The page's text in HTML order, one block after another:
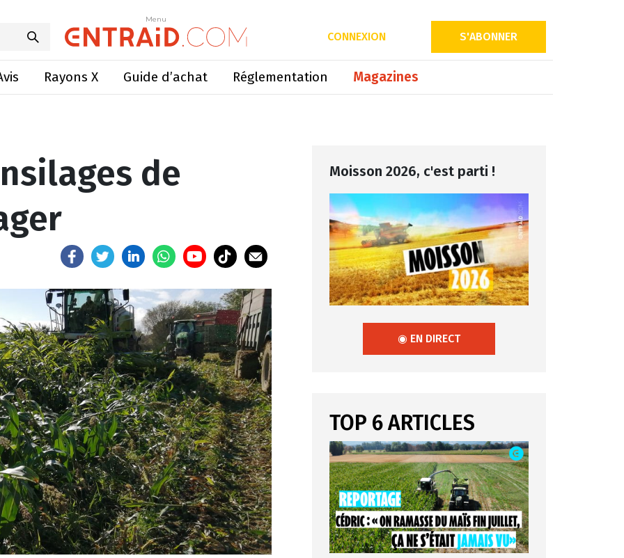
Menu
CONNEXION S'ABONNER
Rayons X Guide d’achat Réglementation Magazines
Menu
de sorgho fourrager
de
Moisson 2026, c'est parti !
◉ EN DIRECT
TOP 6 ARTICLES